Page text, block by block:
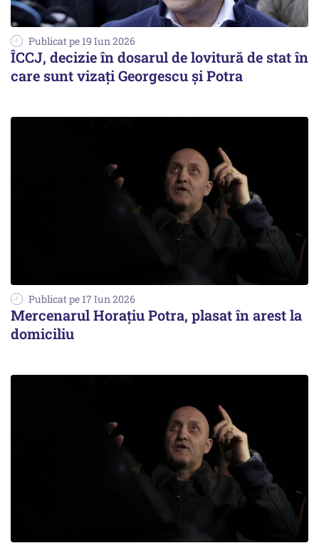
Publicat pe 19 Iun 2026
ÎCCJ, decizie în dosarul de lovitură de stat în
care sunt vizați Georgescu și Potra
Publicat pe 17 Iun 2026
Mercenarul Horațiu Potra, plasat în arest la
domiciliu